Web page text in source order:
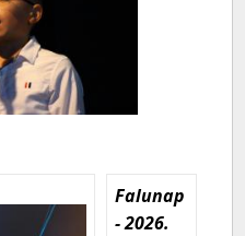
Falunap
- 2026.